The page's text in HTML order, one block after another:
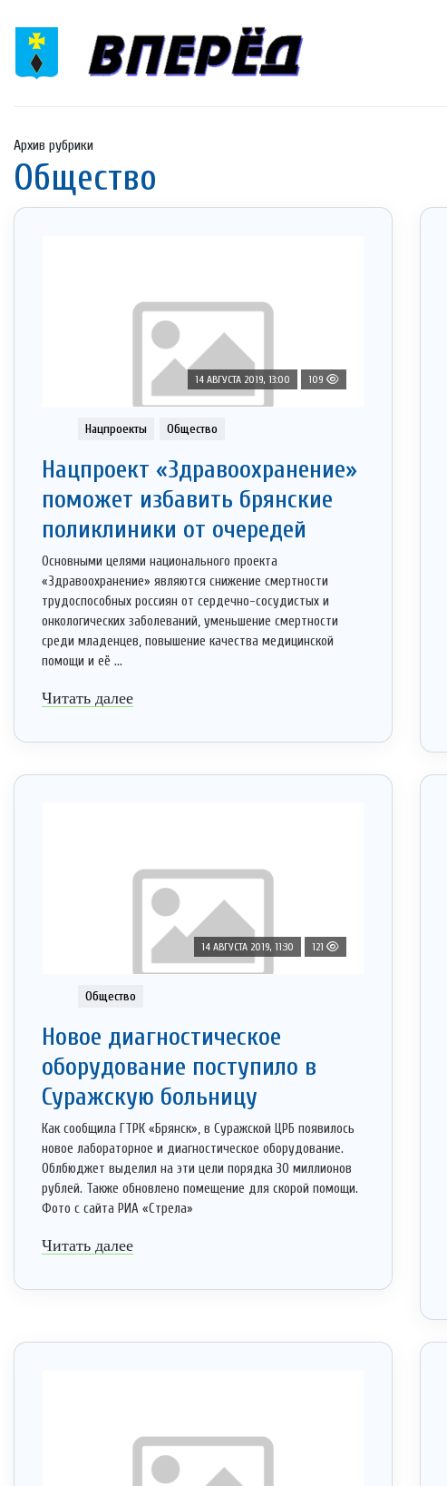
Архив рубрики
Общество
14 АВГУСТА 2019, 13:00 109
Нацпроекты Общество
Нацпроект «Здравоохранение»
поможет избавить брянские
поликлиники от очередей
Основными целями национального проекта
«Здравоохранение» являются снижение смертности
трудоспособных россиян от сердечно-сосудистых и
онкологических заболеваний, уменьшение смертности
среди младенцев, повышение качества медицинской
помощи и её ...
Читать далее
14 АВГУСТА 2019, 11:30 121
Общество
Новое диагностическое
оборудование поступило в
Суражскую больницу
Как сообщила ГТРК «Брянск», в Суражской ЦРБ появилось
новое лабораторное и диагностическое оборудование.
Облбюджет выделил на эти цели порядка 30 миллионов
рублей. Также обновлено помещение для скорой помощи.
Фото с сайта РИА «Стрела»
Читать далее